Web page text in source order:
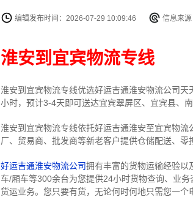
编辑发布时间：2026-07-29 10:09:46 信息来
淮安到宜宾物流专线
淮安到宜宾物流专线优选好运吉通淮安物流公司天
小时，预计3-4天即可送达宜宾翠屏区、宜宾县、
淮安到宜宾物流专线依托好运吉通淮安至宜宾物
厂、贸易商、批发商等新老客户提供仓储配送、零
好运吉通淮安物流公司拥有丰富的货物运输经验
车/厢车等300余台为您提供24小时货物查询、业务
货运业务。 您只要有货，无论何时何地只需您一个